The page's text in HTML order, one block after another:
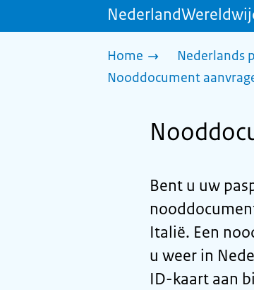
Home
Nederlands
Nooddocument
Bent u uw
Italië. Een
u weer in
ID-kaart aan